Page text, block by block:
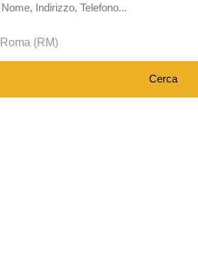
Roma (RM)
Cerca